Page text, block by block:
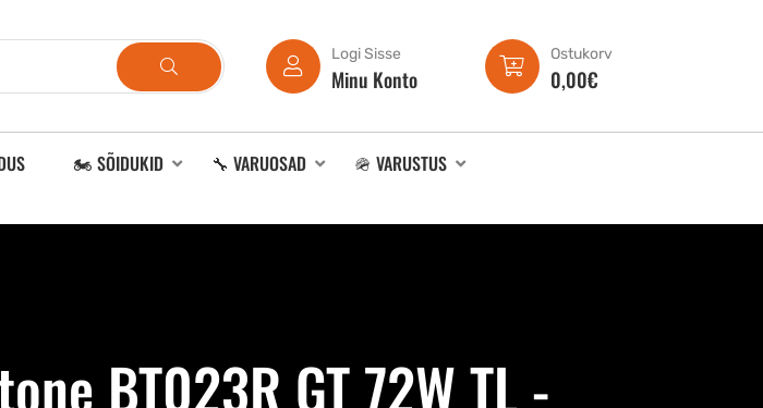
Logi Sisse
Minu Konto
Ostukorv
0,00€
🏍️ SÕIDUKID 🔧 VARUOSAD
🪖 VARUSTUS
BT023R GT 72W TL -